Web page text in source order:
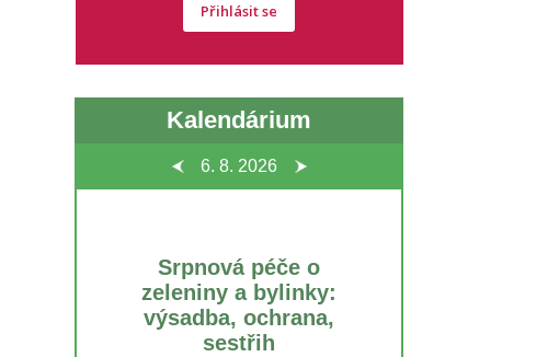
Přihlásit se
Kalendárium
6. 8. 2026
Srpnová péče o
zeleniny a bylinky:
výsadba, ochrana,
sestřih